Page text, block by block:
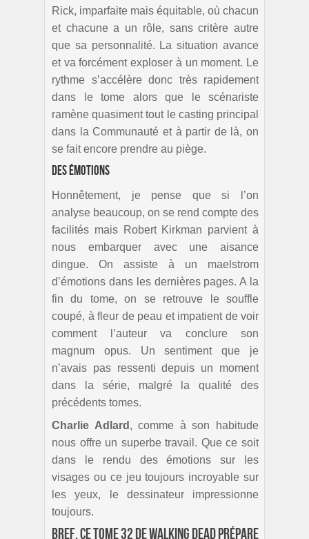
Rick, imparfaite mais équitable, où chacun
et chacune a un rôle, sans critère autre
que sa personnalité. La situation avance
et va forcément exploser à un moment. Le
rythme s’accélère donc très rapidement
dans le tome alors que le scénariste
ramène quasiment tout le casting principal
dans la Communauté et à partir de là, on
se fait encore prendre au piège.
Des émotions
Honnêtement, je pense que si l’on
analyse beaucoup, on se rend compte des
facilités mais Robert Kirkman parvient à
nous embarquer avec une aisance
dingue. On assiste à un maelstrom
d’émotions dans les dernières pages. A la
fin du tome, on se retrouve le souffle
coupé, à fleur de peau et impatient de voir
comment l’auteur va conclure son
magnum opus. Un sentiment que je
n’avais pas ressenti depuis un moment
dans la série, malgré la qualité des
précédents tomes.
Charlie Adlard , comme à son habitude
nous offre un superbe travail. Que ce soit
dans le rendu des émotions sur les
visages ou ce jeu toujours incroyable sur
les yeux, le dessinateur impressionne
toujours.
Bref, ce tome 32 de Walking Dead prépare